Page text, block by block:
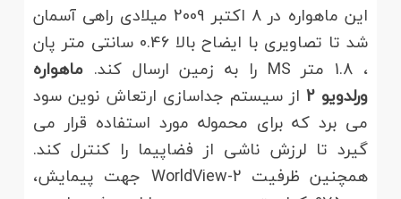
این ماهواره در 8 اکتبر 2009 میلادی راهی آسمان
شد تا تصاویری با ایضاح بالا 0.46 سانتی متر پان
، 1.8 متر MS را به زمین ارسال کند.
ماهواره
ورلدویو
از سیستم جداسازی ارتعاش نوین سود
می برد که برای محموله مورد استفاده قرار می
گیرد تا لرزش ناشی از فضاپیما را کنترل کند.
همچنین ظرفیت WorldView-2 جهت پیمایش،